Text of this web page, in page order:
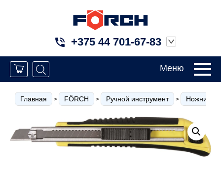
+375 44 701-67-83
Меню
Главная > FÖRCH > Ручной инструмент > Ножницы